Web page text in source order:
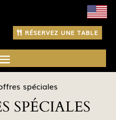
RÉSERVEZ UNE TABLE
spéciales
SPÉCIALES